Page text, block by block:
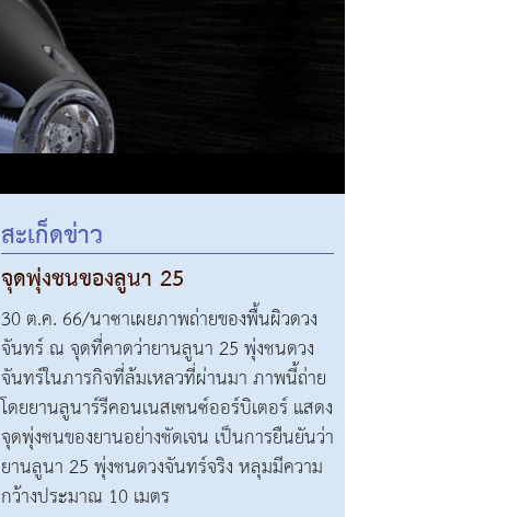
สะเก็ดข่าว
จุดพุ่งชนของลูนา 25
30 ต.ค. 66/นาซาเผยภาพถ่ายของพื้นผิวดวง
จันทร์ ณ จุดที่คาดว่ายานลูนา 25 พุ่งชนดวง
จันทร์ในภารกิจที่ล้มเหลวที่ผ่านมา ภาพนี้ถ่าย
โดยยานลูนาร์รีคอนเนสเซนซ์ออร์บิเตอร์ แสดง
จุดพุ่งชนของยานอย่างชัดเจน เป็นการยืนยันว่า
ยานลูนา 25 พุ่งชนดวงจันทร์จริง หลุมมีความ
กว้างประมาณ 10 เมตร